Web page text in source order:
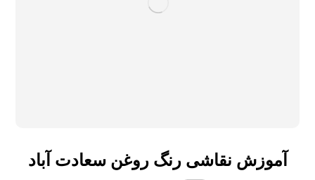
آموزش نقاشی رنگ روغن سعادت آباد